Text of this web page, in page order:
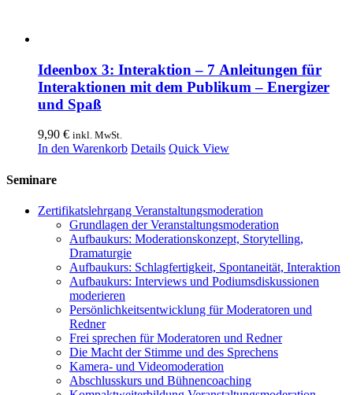
Ideenbox 3: Interaktion – 7 Anleitungen für
Interaktionen mit dem Publikum – Energizer
und Spaß
9,90 € inkl. MwSt.
In den Warenkorb Details Quick View
Seminare
Zertifikatslehrgang Veranstaltungsmoderation
Grundlagen der Veranstaltungsmoderation
Aufbaukurs: Moderationskonzept, Storytelling,
Dramaturgie
Aufbaukurs: Schlagfertigkeit, Spontaneität, Interaktion
Aufbaukurs: Interviews und Podiumsdiskussionen
moderieren
Persönlichkeitsentwicklung für Moderatoren und
Redner
Frei sprechen für Moderatoren und Redner
Die Macht der Stimme und des Sprechens
Kamera- und Videomoderation
Abschlusskurs und Bühnencoaching